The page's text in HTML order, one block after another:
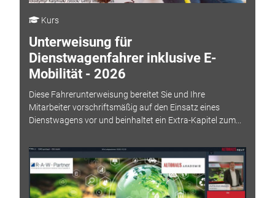
Kurs
Unterweisung für
Dienstwagenfahrer inklusive E-
Mobilität - 2026
Diese Fahrerunterweisung bereitet Sie und Ihre
Mitarbeiter vorschriftsmäßig auf den Einsatz eines
Dienstwagens vor und beinhaltet ein Extra-Kapitel zum...